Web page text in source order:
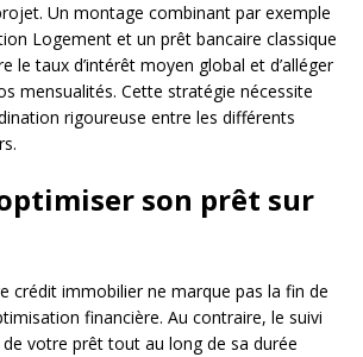
Un montage combinant par exemple
Logement et un prêt bancaire classique
le taux d’intérêt moyen global et d’alléger
mensualités. Cette stratégie nécessite
rigoureuse entre les différents
son prêt sur
crédit immobilier ne marque pas la fin de
financière. Au contraire, le suivi
votre prêt tout au long de sa durée